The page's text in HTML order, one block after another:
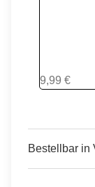
WEED GILL
9,99 €
Bestellbar in